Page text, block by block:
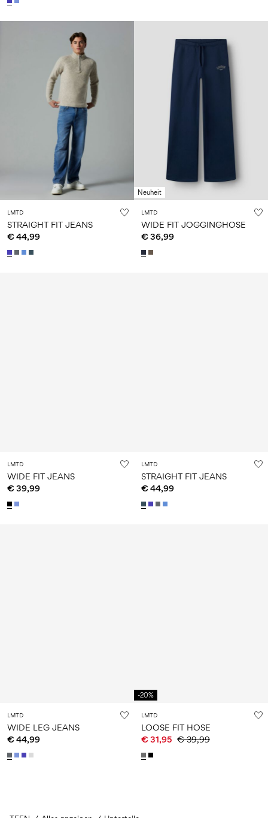
LMTD
STRAIGHT FIT JEANS
€ 44,99
Neuheit
LMTD
WIDE FIT JOGGINGHOSE
€ 36,99
LMTD
WIDE FIT JEANS
€ 39,99
LMTD
STRAIGHT FIT JEANS
€ 44,99
LMTD
WIDE LEG JEANS
€ 44,99
-20%
LMTD
LOOSE FIT HOSE
€ 31,95 € 39,99